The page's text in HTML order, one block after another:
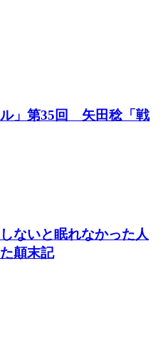
ル」第35回 矢田稔「戦
ないと眠れなかった人
顛末記